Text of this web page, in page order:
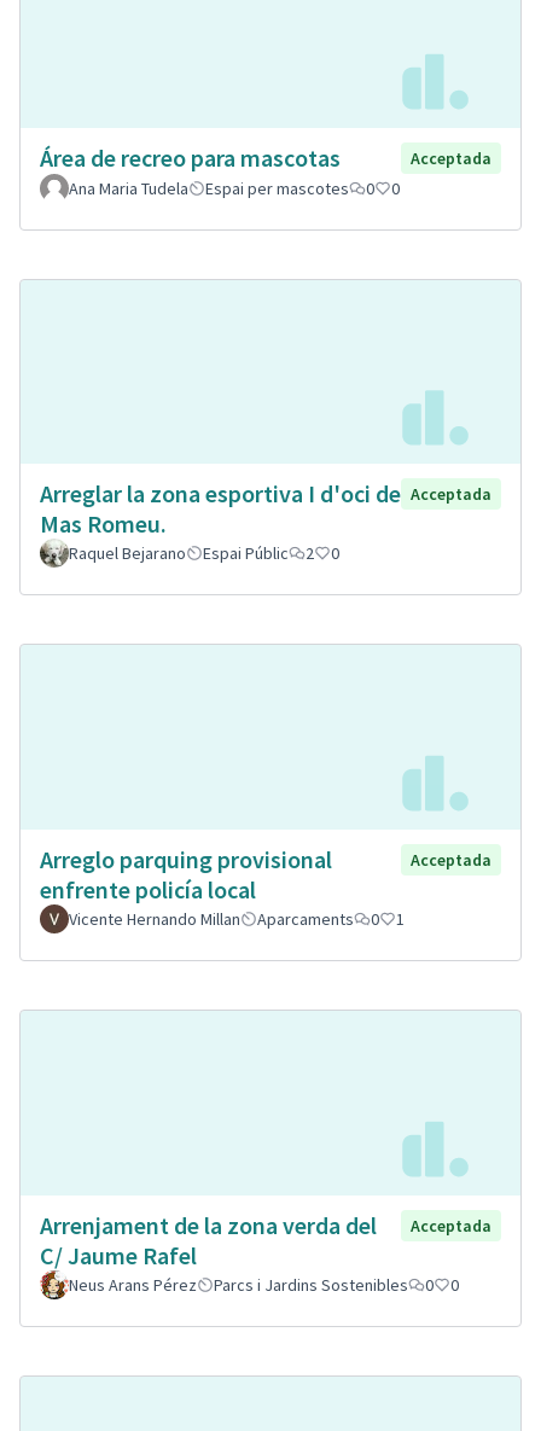
Área de recreo para mascotas
Acceptada
Ana Maria Tudela
Espai per mascotes 0 0
Arreglar la zona esportiva I d'oci de
Mas Romeu.
Acceptada
Raquel Bejarano Espai Públic 2 0
Arreglo parquing provisional
enfrente policía local
Acceptada
Vicente Hernando Millan Aparcaments 0 1
Arrenjament de la zona verda del
C/ Jaume Rafel
Acceptada
Neus Arans Pérez Parcs i Jardins Sostenibles 0 0